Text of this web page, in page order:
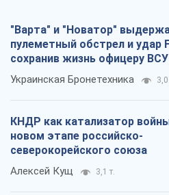
"Варта" и "Новатор"
пулеметный обстрел и удар
сохранив жизнь офицеру ВСУ
Украинская Бронетехника 3,0
КНДР как катализатор
новом этапе российско-
северокорейского союза
Алексей Кущ 3,1 т.